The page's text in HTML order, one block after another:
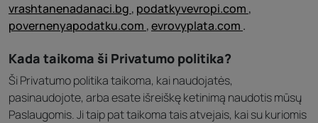
vrashtanenadanaci.bg , podatkyvevropi.com ,
povernenyapodatku.com ,evrovyplata.com .
Kada taikoma ši Privatumo politika?
Ši Privatumo politika taikoma, kai naudojatės,
pasinaudojote, arba esate išreiškę ketinimą naudotis mūsų
Paslaugomis. Ji taip pat taikoma tais atvejais, kai su kuriomis